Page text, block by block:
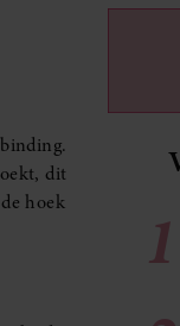
dit
hoek
1